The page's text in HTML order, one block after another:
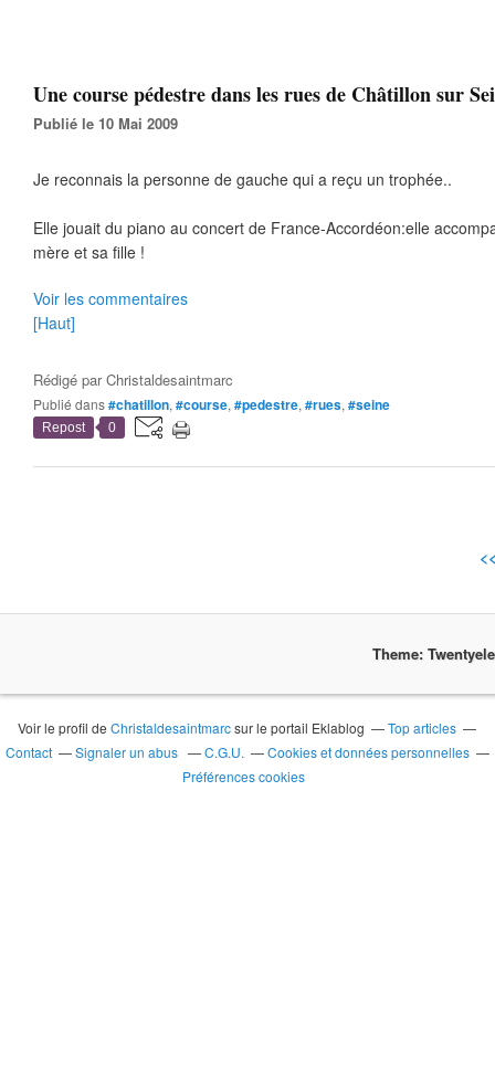
Une course pédestre dans les rues de Châtillon sur
Publié le 10 Mai 2009
Je reconnais la personne de gauche qui a reçu un trophée..
Elle jouait du piano au concert de France-Accordéon:elle
mère et sa fille !
Voir les commentaires
[Haut]
Rédigé parChristaldesaintmarc
Publié dans#chatillon, #course, #pedestre, #rues, #seine
Repost 0
Theme:
Voir le profil deChristaldesaintmarcsur le portail Eklablog
Top articles
Contact
Signaler un abus C.G.U.
Cookies et données personnelles
Préférences cookies